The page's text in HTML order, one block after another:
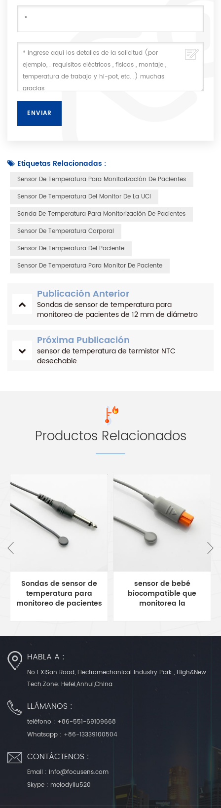
Etiquetas Relacionadas :
Sensor De Temperatura Para Monitorización De Pacientes
Sensor De Temperatura Del Monitor De La UCI
Sonda De Temperatura Para Monitorización De Pacientes
Sensor De Temperatura Corporal
Sensor De Temperatura Del Paciente
Sensor De Temperatura Para Monitor De Paciente
Publicación Anterior
Sondas de sensor de temperatura para
monitoreo de pacientes de 12 mm de diámetro
Próxima Publicación
sensor de temperatura de termistor NTC
desechable
Productos Relacionados
Sondas de sensor de
temperatura para
monitoreo de pacientes
sensor de bebé
biocompatible que
monitorea la
HABLA A :
No.1 XiSan Road, Electromechanical Industry Park , High&New
Tech.Zone. Hefei,Anhui,China
LLÁMANOS :
teléfono : +86-551-69109668
Whatsapp : +86-13339100504
CONTÁCTENOS :
Email : info@focusens.com
Skype : melodyliu520